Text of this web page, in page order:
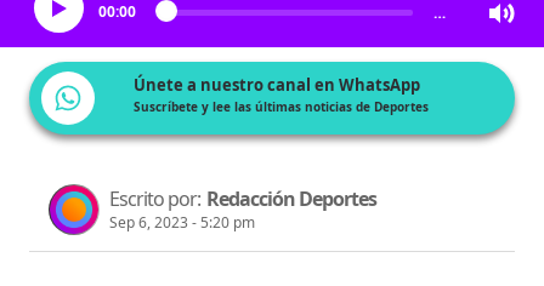
00:00 …
Únete a nuestro canal en WhatsApp
Suscríbete y lee las últimas noticias de Deportes
Escrito por: Redacción Deportes
Sep 6, 2023 - 5:20 pm